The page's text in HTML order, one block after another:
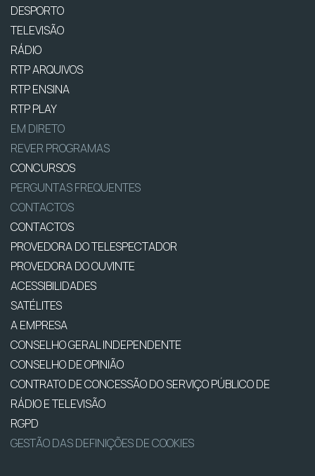
DESPORTO
TELEVISÃO
RÁDIO
RTP ARQUIVOS
RTP ENSINA
RTP PLAY
EM DIRETO
REVER PROGRAMAS
CONCURSOS
PERGUNTAS FREQUENTES
CONTACTOS
CONTACTOS
PROVEDORA DO TELESPECTADOR
PROVEDORA DO OUVINTE
ACESSIBILIDADES
SATÉLITES
A EMPRESA
CONSELHO GERAL INDEPENDENTE
CONSELHO DE OPINIÃO
CONTRATO DE CONCESSÃO DO SERVIÇO PÚBLICO DE
RÁDIO E TELEVISÃO
RGPD
GESTÃO DAS DEFINIÇÕES DE COOKIES